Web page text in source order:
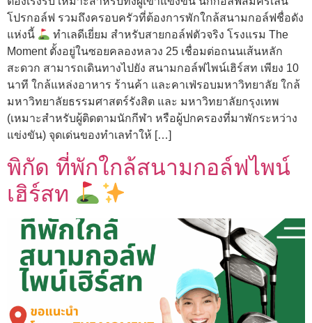
โปรกอล์ฟ รวมถึงครอบครัวที่ต้องการพักใกล้สนามกอล์ฟชื่อดัง
แห่งนี้
ทำเลดีเยี่ยม สำหรับสายกอล์ฟตัวจริง โรงแรม The
Moment ตั้งอยู่ในซอยคลองหลวง 25 เชื่อมต่อถนนเส้นหลัก
สะดวก สามารถเดินทางไปยัง สนามกอล์ฟไพน์เฮิร์สท เพียง 10
นาที ใกล้แหล่งอาหาร ร้านค้า และคาเฟ่รอบมหาวิทยาลัย ใกล้
มหาวิทยาลัยธรรมศาสตร์รังสิต และ มหาวิทยาลัยกรุงเทพ
(เหมาะสำหรับผู้ติดตามนักกีฬา หรือผู้ปกครองที่มาพักระหว่าง
แข่งขัน) จุดเด่นของทำเลทำให้ […]
พิกัด ที่พักใกล้สนามกอล์ฟไพน์
เฮิร์สท